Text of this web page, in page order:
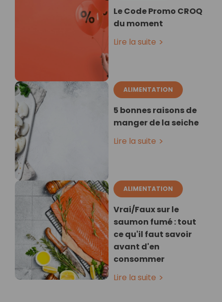
Le Code Promo CROQ
du moment
Lire la suite
ALIMENTATION
5 bonnes raisons de
manger de la seiche
Lire la suite
ALIMENTATION
Vrai/Faux sur le
saumon fumé : tout
ce qu'il faut savoir
avant d'en
consommer
Lire la suite